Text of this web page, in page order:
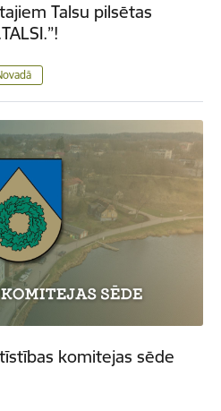
Talsu pilsētas
komitejas sēde